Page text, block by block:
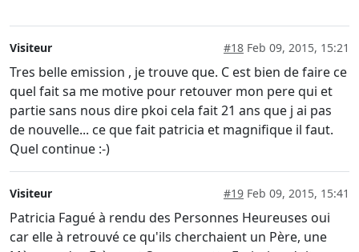
Visiteur #18 Feb 09, 2015, 15:21
Tres belle emission , je trouve que. C est bien de faire ce
quel fait sa me motive pour retouver mon pere qui et
partie sans nous dire pkoi cela fait 21 ans que j ai pas
de nouvelle... ce que fait patricia et magnifique il faut.
Quel continue :-)
Visiteur #19 Feb 09, 2015, 15:41
Patricia Fagué à rendu des Personnes Heureuses oui
car elle à retrouvé ce qu'ils cherchaient un Père, une